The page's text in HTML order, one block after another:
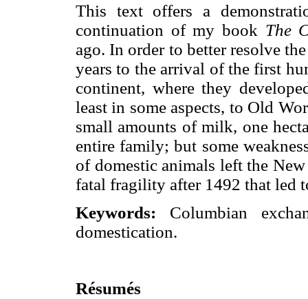
This text offers a
continuation of my book The
ago. In order to better resolve
years to the arrival of the first
continent, where they
least in some aspects, to Old
small amounts of milk, one
entire family; but some
of domestic animals left the
fatal fragility after 1492 that led
Keywords: Columbian
domestication.
Résumés